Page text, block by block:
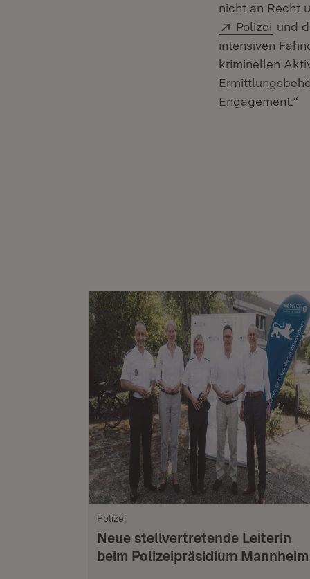
nicht an Recht
Extern:
Polizei und
intensiven
kriminellen
Engagement.“
Polizei
Neue stellvertretende Leiterin
beim Polizeipräsidium Mannheim